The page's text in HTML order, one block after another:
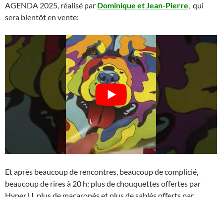
AGENDA 2025, réalisé par Dominique et Jean-Pierre, qui
sera bientôt en vente:
Et après beaucoup de rencontres, beaucoup de complicié,
beaucoup de rires à 20 h: plus de chouquettes offertes par